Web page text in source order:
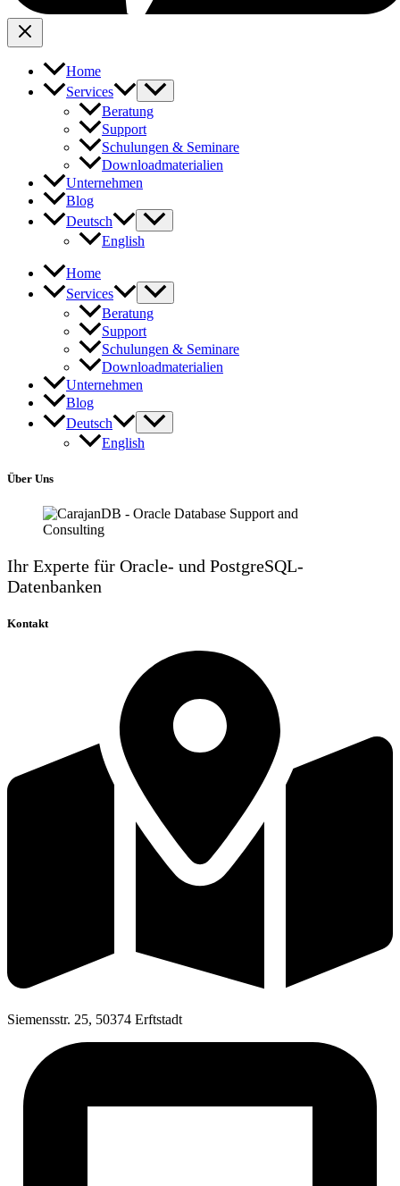
Home
Services
Beratung
Support
Schulungen & Seminare
Downloadmaterialien
Unternehmen
Blog
Deutsch
English
Home
Services
Beratung
Support
Schulungen & Seminare
Downloadmaterialien
Unternehmen
Blog
Deutsch
English
Über Uns
Ihr Experte für Oracle- und PostgreSQL-
Datenbanken
Kontakt
Siemensstr. 25, 50374 Erftstadt